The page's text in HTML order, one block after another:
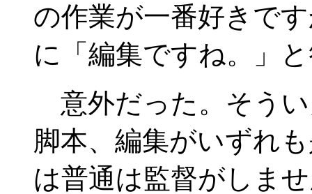
の作業が一番好きで
に「編集ですね。」
意外だった。そう
脚本、編集がいずれ
は普通は監督がしま